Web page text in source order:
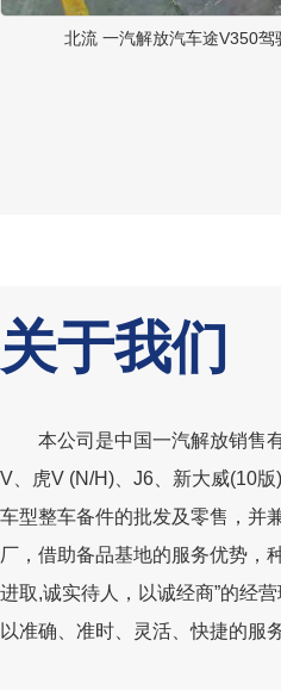
北流 一汽解放汽车途V350驾
关于我们
本公司是中国一汽解放销售
V、虎V (N/H)、J6、新大威(10
车型整车备件的批发及零售，并
厂，借助备品基地的服务优势，
进取,诚实待人，以诚经商”的经
以准确、准时、灵活、快捷的服